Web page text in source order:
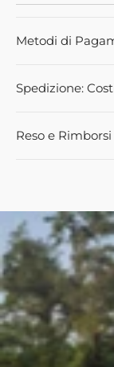
Metodi di
Spedizione:
Reso e Rimborsi